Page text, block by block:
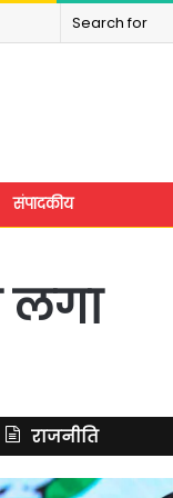
संपादकीय
लगा
राजनीति